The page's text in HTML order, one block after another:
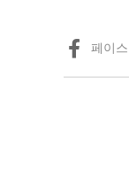
페이